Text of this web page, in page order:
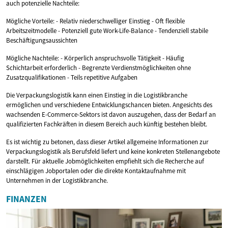
auch potenzielle Nachteile:
Mögliche Vorteile: - Relativ niederschwelliger Einstieg - Oft flexible
Arbeitszeitmodelle - Potenziell gute Work-Life-Balance - Tendenziell stabile
Beschäftigungsaussichten
Mögliche Nachteile: - Körperlich anspruchsvolle Tätigkeit - Häufig
Schichtarbeit erforderlich - Begrenzte Verdienstmöglichkeiten ohne
Zusatzqualifikationen - Teils repetitive Aufgaben
Die Verpackungslogistik kann einen Einstieg in die Logistikbranche
ermöglichen und verschiedene Entwicklungschancen bieten. Angesichts des
wachsenden E-Commerce-Sektors ist davon auszugehen, dass der Bedarf an
qualifizierten Fachkräften in diesem Bereich auch künftig bestehen bleibt.
Es ist wichtig zu betonen, dass dieser Artikel allgemeine Informationen zur
Verpackungslogistik als Berufsfeld liefert und keine konkreten Stellenangebote
darstellt. Für aktuelle Jobmöglichkeiten empfiehlt sich die Recherche auf
einschlägigen Jobportalen oder die direkte Kontaktaufnahme mit
Unternehmen in der Logistikbranche.
FINANZEN